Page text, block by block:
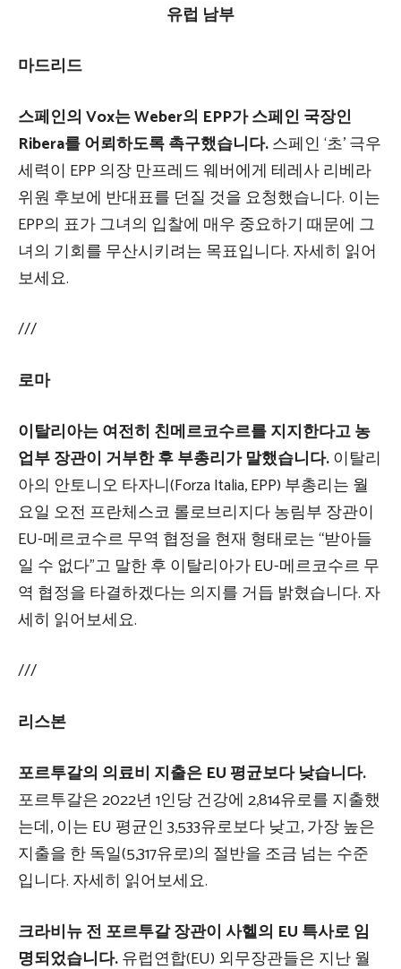
유럽 ​​남부
마드리드
스페인의 Vox는 Weber의 EPP가 스페인 국장인
Ribera를 어뢰하도록 촉구했습니다.스페인 ‘초’ 극우
세력이 EPP 의장 만프레드 웨버에게 테레사 리베라
위원 후보에 반대표를 던질 것을 요청했습니다. 이는
EPP의 표가 그녀의 입찰에 매우 중요하기 때문에 그
녀의 기회를 무산시키려는 목표입니다. 자세히 읽어
보세요.
///
로마
이탈리아는 여전히 친메르코수르를 지지한다고 농
업부 장관이 거부한 후 부총리가 말했습니다.이탈리
아의 안토니오 타자니(Forza Italia, EPP) 부총리는 월
요일 오전 프란체스코 롤로브리지다 농림부 장관이
EU-메르코수르 무역 협정을 현재 형태로는 “받아들
일 수 없다”고 말한 후 이탈리아가 EU-메르코수르 무
역 협정을 타결하겠다는 의지를 거듭 밝혔습니다. 자
세히 읽어보세요.
///
리스본
포르투갈의 의료비 지출은 EU 평균보다 낮습니다.
포르투갈은 2022년 1인당 건강에 2,814유로를 지출했
는데, 이는 EU 평균인 3,533유로보다 낮고, 가장 높은
지출을 한 독일(5,317유로)의 절반을 조금 넘는 수준
입니다. 자세히 읽어보세요.
크라비뉴 전 포르투갈 장관이 사헬의 EU 특사로 임
명되었습니다.유럽연합(EU) 외무장관들은 지난 월